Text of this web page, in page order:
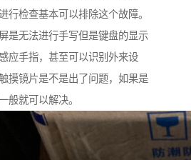
行检查基本可以排除这个故障。
是无法进行手写但是键盘的显示
应手指，甚至可以识别外来设
摸镜片是不是出了问题，如果是
般就可以解决。